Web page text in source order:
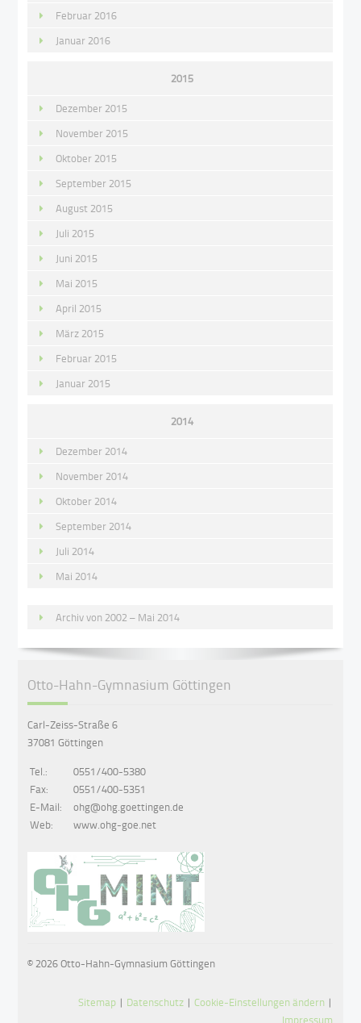
Februar 2016
Januar 2016
2015
Dezember 2015
November 2015
Oktober 2015
September 2015
August 2015
Juli 2015
Juni 2015
Mai 2015
April 2015
März 2015
Februar 2015
Januar 2015
2014
Dezember 2014
November 2014
Oktober 2014
September 2014
Juli 2014
Mai 2014
Archiv von 2002 – Mai 2014
Otto-Hahn-Gymnasium Göttingen
Carl-Zeiss-Straße 6
37081 Göttingen
Tel.:
0551/400-5380
Fax:
0551/400-5351
E-Mail:
ohg@ohg.goettingen.de
Web:
www.ohg-goe.net
© 2026 Otto-Hahn-Gymnasium Göttingen
Sitemap | Datenschutz |Cookie-Einstellungen ändern |
Impressum